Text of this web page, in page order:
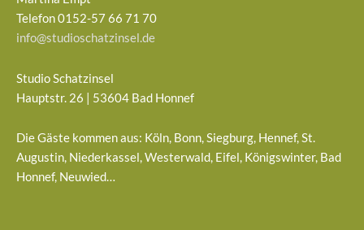
Telefon 0152-57 66 71 70
info@studioschatzinsel.de
Studio Schatzinsel
Hauptstr. 26 | 53604 Bad Honnef
Die Gäste kommen aus: Köln, Bonn, Siegburg, Hennef, St.
Augustin, Niederkassel, Westerwald, Eifel, Königswinter, Bad
Honnef, Neuwied…